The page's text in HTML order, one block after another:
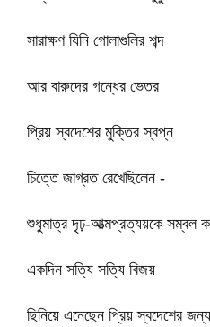
সারাক্ষণ যিনি গোলাগুলির শব্দ
আর বারুদের গন্ধের ভেতর
প্রিয় স্বদেশের মুক্তির স্বপ্ন
চিত্তে জাগ্রত রেখেছিলেন -
শুধুমাত্র দৃঢ়-আত্মপ্রত্যয়কে সম্বল
একদিন সত্যি সত্যি বিজয়
ছিনিয়ে এনেছেন প্রিয় স্বদেশের